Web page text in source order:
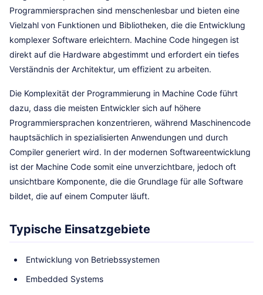
Programmiersprachen sind menschenlesbar und bieten eine
Vielzahl von Funktionen und Bibliotheken, die die Entwicklung
komplexer Software erleichtern. Machine Code hingegen ist
direkt auf die Hardware abgestimmt und erfordert ein tiefes
Verständnis der Architektur, um effizient zu arbeiten.
Die Komplexität der Programmierung in Machine Code führt
dazu, dass die meisten Entwickler sich auf höhere
Programmiersprachen konzentrieren, während Maschinencode
hauptsächlich in spezialisierten Anwendungen und durch
Compiler generiert wird. In der modernen Softwareentwicklung
ist der Machine Code somit eine unverzichtbare, jedoch oft
unsichtbare Komponente, die die Grundlage für alle Software
bildet, die auf einem Computer läuft.
Typische Einsatzgebiete
Entwicklung von Betriebssystemen
Embedded Systems